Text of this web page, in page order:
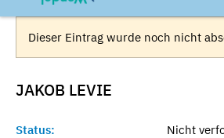
Dieser Eintrag wurde noch nicht
JAKOB LEVIE
Status:
Nicht